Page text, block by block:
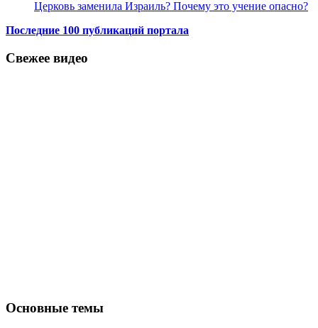
Церковь заменила Израиль? Почему это учение опасно?
Последние 100 публикаций портала
Свежее видео
Основные темы